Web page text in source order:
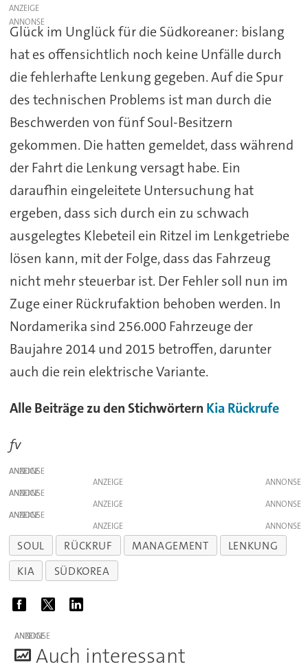
ANZEIGE
Glück im Unglück für die Südkoreaner: bislang
hat es offensichtlich noch keine Unfälle durch
die fehlerhafte Lenkung gegeben. Auf die Spur
des technischen Problems ist man durch die
Beschwerden von fünf Soul-Besitzern
gekommen. Die hatten gemeldet, dass während
der Fahrt die Lenkung versagt habe. Ein
daraufhin eingeleitete Untersuchung hat
ergeben, dass sich durch ein zu schwach
ausgelegtes Klebeteil ein Ritzel im Lenkgetriebe
lösen kann, mit der Folge, dass das Fahrzeug
nicht mehr steuerbar ist. Der Fehler soll nun im
Zuge einer Rückrufaktion behoben werden. In
Nordamerika sind 256.000 Fahrzeuge der
Baujahre 2014 und 2015 betroffen, darunter
auch die rein elektrische Variante.
Alle Beiträge zu den Stichwörtern Kia Rückrufe
fv
ANZEIGE
ANZEIGE
ANZEIGE
ANZEIGE
ANZEIGE
ANZEIGE
SOUL RÜCKRUF MANAGEMENT
LENKUNG
KIA
SÜDKOREA
ANZEIGE
Auch interessant